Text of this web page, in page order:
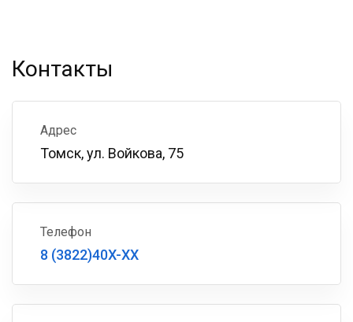
Контакты
Адрес
Томск, ул. Войкова, 75
Телефон
8 (3822)40X-XX